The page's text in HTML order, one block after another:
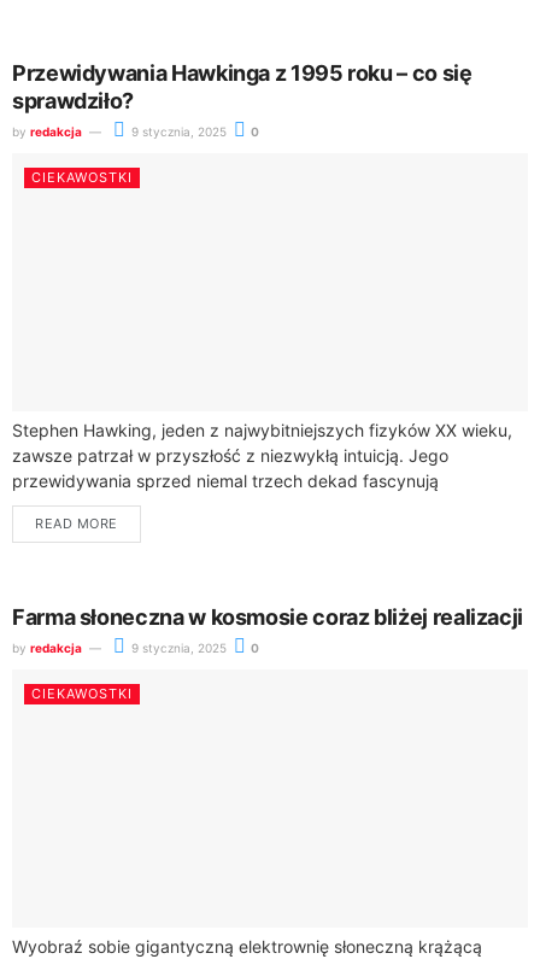
Przewidywania Hawkinga z 1995 roku – co się
sprawdziło?
by redakcja 9 stycznia, 2025 0
CIEKAWOSTKI
Stephen Hawking, jeden z najwybitniejszych fizyków XX wieku,
zawsze patrzał w przyszłość z niezwykłą intuicją. Jego
przewidywania sprzed niemal trzech dekad fascynują
naukowców i pasjonatów technologii na całym świecie.W 1995...
READ MORE
Farma słoneczna w kosmosie coraz bliżej realizacji
by redakcja 9 stycznia, 2025 0
CIEKAWOSTKI
Wyobraź sobie gigantyczną elektrownię słoneczną krążącą